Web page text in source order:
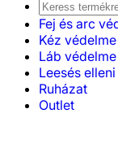
Fej és arc
Kéz védelme
Láb védelme
Leesés
Ruházat
Outlet